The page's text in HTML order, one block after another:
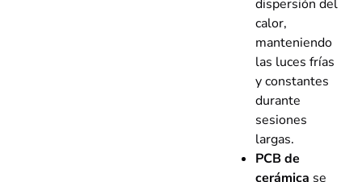
dispersión del
calor,
manteniendo
las luces frías
y constantes
durante
sesiones
largas.
PCB de
cerámica se